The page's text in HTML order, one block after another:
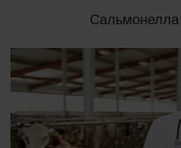
Сальмонелла